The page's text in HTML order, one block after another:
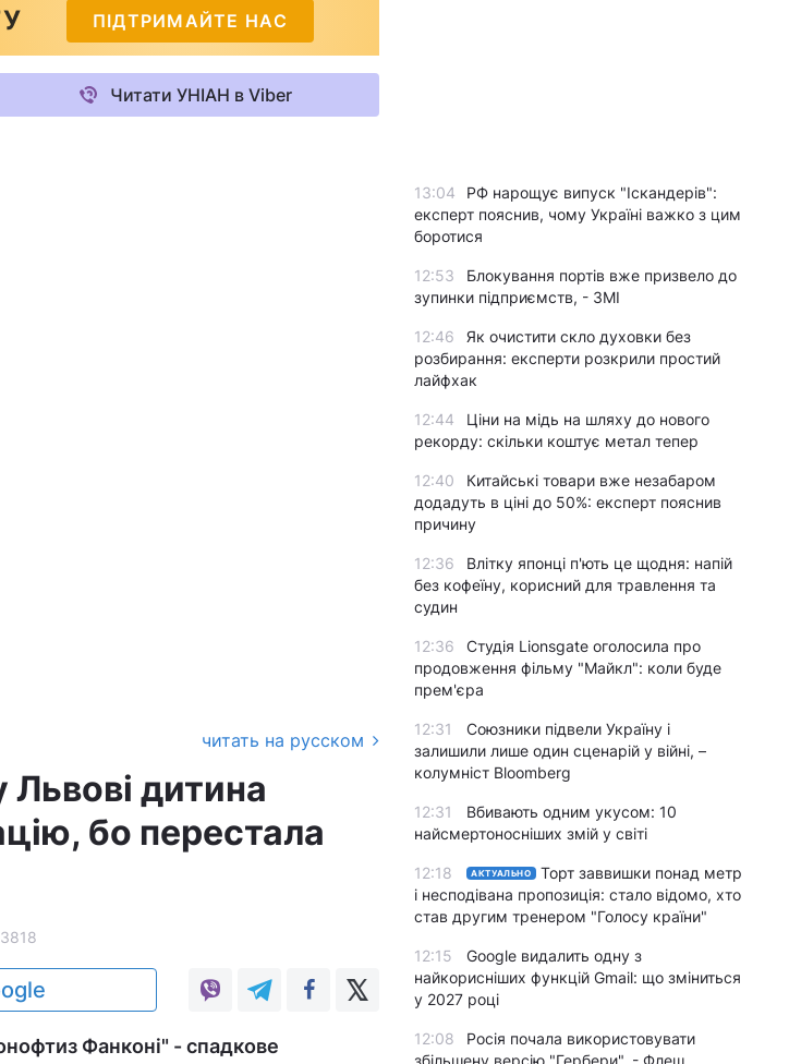
ПІДТРИМАЙТЕ НАС
Читати УНІАН в Viber
читать на русском
дитина
бо перестала
3818
Фанконі" - спадкове
13:04
РФ нарощує випуск "Іскандерів":
експерт пояснив, чому Україні важко з цим
боротися
12:53
Блокування портів вже призвело до
зупинки підприємств, - ЗМІ
12:46
Як очистити скло духовки без
розбирання: експерти розкрили простий
лайфхак
12:44
Ціни на мідь на шляху до нового
рекорду: скільки коштує метал тепер
12:40
Китайські товари вже незабаром
додадуть в ціні до 50%: експерт пояснив
причину
12:36
Влітку японці п'ють це щодня: напій
без кофеїну, корисний для травлення та
судин
12:36
Студія Lionsgate оголосила про
продовження фільму "Майкл": коли буде
прем'єра
12:31
Союзники підвели Україну і
залишили лише один сценарій у війні, –
колумніст Bloomberg
12:31
Вбивають одним укусом: 10
найсмертоносніших змій у світі
12:18 АКТУАЛЬНО
Торт заввишки понад метр
і несподівана пропозиція: стало відомо, хто
став другим тренером "Голосу країни"
12:15
Google видалить одну з
найкорисніших функцій Gmail: що зміниться
у 2027 році
12:08
Росія почала використовувати
збільшену версію "Гербери", - Флеш